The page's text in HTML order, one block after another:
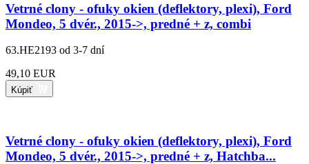
Vetrné clony - ofuky okien (deflektory, plexi), Ford
Mondeo, 5 dvér., 2015->, predné + z, combi
63.HE2193 od 3-7 dní
49,10 EUR
Kúpiť
Vetrné clony - ofuky okien (deflektory, plexi), Ford
Mondeo, 5 dvér., 2015->, predné + z, Hatchba...